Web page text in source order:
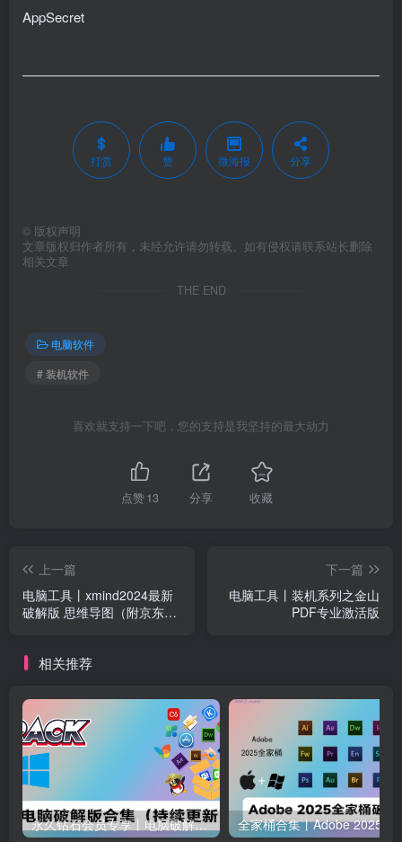
AppSecret
打赏 赞 微海报 分享
© 版权声明
文章版权归作者所有，未经允许请勿转载。如有侵权请联系站长删除
相关文章
THE END
电脑软件
# 装机软件
喜欢就支持一下吧，您的支持是我坚持的最大动力
点赞13 分享 收藏
上一篇
电脑工具丨xmind2024最新
破解版 思维导图（附京东购
下一篇
电脑工具丨装机系列之金山
PDF专业激活版
相关推荐
永久钻石会员专享丨电脑破解软件合集(更新至2025.4.11）